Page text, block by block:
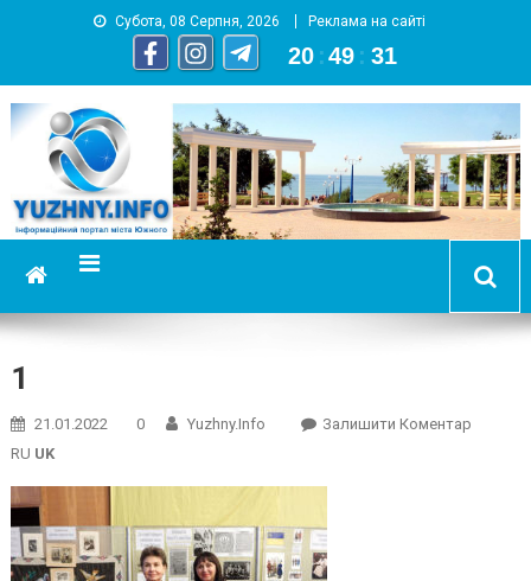
Субота, 08 Серпня, 2026 Реклама на сайті
20 :49 : 32
YUZHNY.INFO
информационный портал города Южный
1
21.01.2022 0 Yuzhny.info Залишити КоментарOn
RU UK